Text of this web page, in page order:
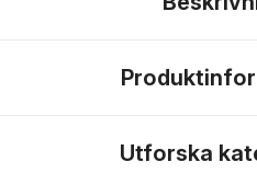
Utforska